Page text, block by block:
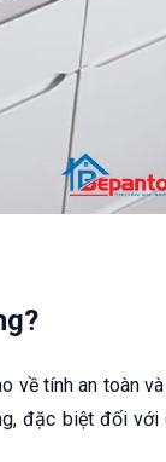
về tính an toàn
đặc biệt đối với